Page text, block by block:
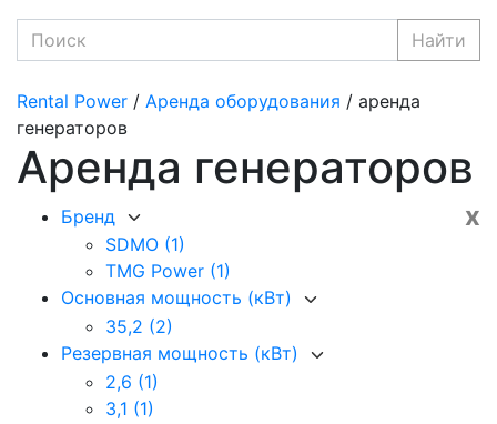
Найти
Rental Power / Аренда оборудования / аренда
генераторов
Аренда генераторов
x
Бренд
SDMO (1)
TMG Power (1)
Основная мощность (кВт)
35,2 (2)
Резервная мощность (кВт)
2,6 (1)
3,1 (1)